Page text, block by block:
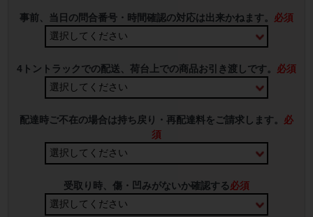
事前、当日の問合番号・時間確認の対応は出来かねます。 必須
4トントラックでの配送、荷台上での商品お引き渡しです。 必須
配達時ご不在の場合は持ち戻り・再配達料をご請求します。 必
須
受取り時、傷・凹みがないか確認する必須